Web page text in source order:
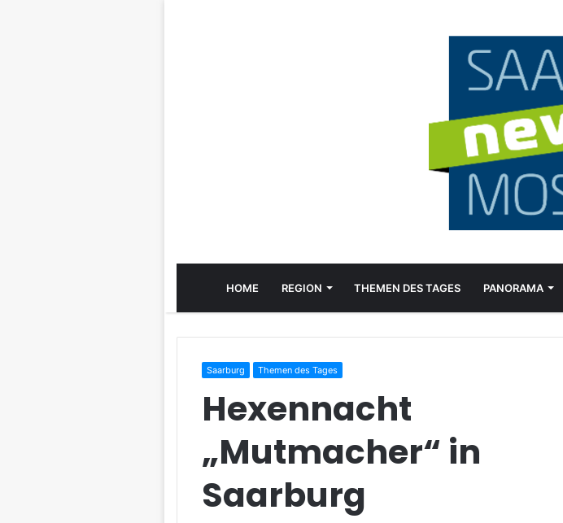
HOME REGION THEMEN DES TAGES PANORAMA
Saarburg Themen des Tages
Hexennacht
„Mutmacher“ in
Saarburg